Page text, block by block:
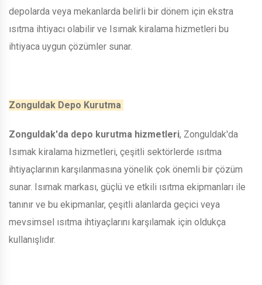
depolarda veya mekanlarda belirli bir dönem için ekstra
ısıtma ihtiyacı olabilir ve Isımak kiralama hizmetleri bu
ihtiyaca uygun çözümler sunar.
Zonguldak Depo Kurutma
Zonguldak'da depo kurutma hizmetleri, Zonguldak'da
Isımak kiralama hizmetleri, çeşitli sektörlerde ısıtma
ihtiyaçlarının karşılanmasına yönelik çok önemli bir çözüm
sunar. Isımak markası, güçlü ve etkili ısıtma ekipmanları ile
tanınır ve bu ekipmanlar, çeşitli alanlarda geçici veya
mevsimsel ısıtma ihtiyaçlarını karşılamak için oldukça
kullanışlıdır.